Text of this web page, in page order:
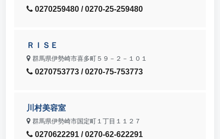
0270259480 / 0270-25-259480
ＲＩＳＥ
群馬県伊勢崎市喜多町５９－２－１０１
0270753773 / 0270-75-753773
川村美容室
群馬県伊勢崎市国定町１丁目１１２７
0270622291 / 0270-62-622291